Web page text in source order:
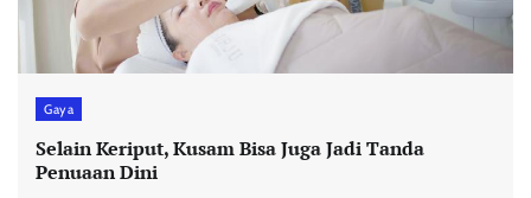
Gaya
Selain Keriput, Kusam Bisa Juga Jadi Tanda
Penuaan Dini